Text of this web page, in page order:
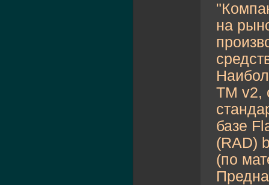
на
TM v2,
базе
(RAD)
(по